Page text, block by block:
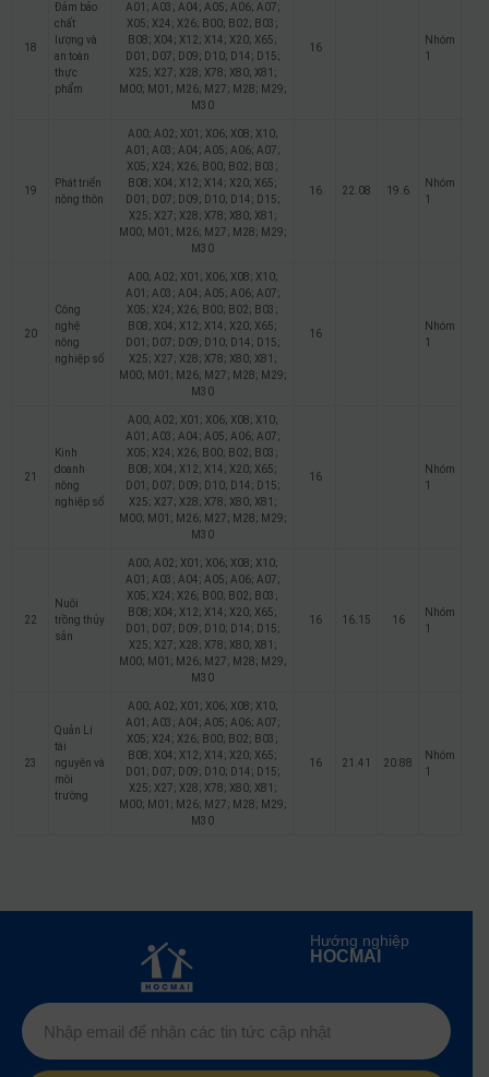
18
Đảm bảo
chất
lượng và
an toàn
thực
phẩm
A01; A03; A04; A05; A06; A07;
X05; X24; X26; B00; B02; B03;
B08; X04; X12; X14; X20; X65;
D01; D07; D09; D10; D14; D15;
X25; X27; X28; X78; X80; X81;
M00; M01; M26; M27; M28; M29;
M30
16
Nhóm
1
19
Phát triển
nông thôn
A00; A02; X01; X06; X08; X10;
A01; A03; A04; A05; A06; A07;
X05; X24; X26; B00; B02; B03;
B08; X04; X12; X14; X20; X65;
D01; D07; D09; D10; D14; D15;
X25; X27; X28; X78; X80; X81;
M00; M01; M26; M27; M28; M29;
M30
16 22.08 19.6
Nhóm
1
20
Công
nghệ
nông
nghiệp số
A00; A02; X01; X06; X08; X10;
A01; A03; A04; A05; A06; A07;
X05; X24; X26; B00; B02; B03;
B08; X04; X12; X14; X20; X65;
D01; D07; D09; D10; D14; D15;
X25; X27; X28; X78; X80; X81;
M00; M01; M26; M27; M28; M29;
M30
16
Nhóm
1
21
Kinh
doanh
nông
nghiệp số
A00; A02; X01; X06; X08; X10;
A01; A03; A04; A05; A06; A07;
X05; X24; X26; B00; B02; B03;
B08; X04; X12; X14; X20; X65;
D01; D07; D09; D10; D14; D15;
X25; X27; X28; X78; X80; X81;
M00; M01; M26; M27; M28; M29;
M30
16
Nhóm
1
22
Nuôi
trồng thủy
sản
A00; A02; X01; X06; X08; X10;
A01; A03; A04; A05; A06; A07;
X05; X24; X26; B00; B02; B03;
B08; X04; X12; X14; X20; X65;
D01; D07; D09; D10; D14; D15;
X25; X27; X28; X78; X80; X81;
M00; M01; M26; M27; M28; M29;
M30
16 16.15 16
Nhóm
1
23
Quản Lí
tài
nguyên và
môi
trường
A00; A02; X01; X06; X08; X10;
A01; A03; A04; A05; A06; A07;
X05; X24; X26; B00; B02; B03;
B08; X04; X12; X14; X20; X65;
D01; D07; D09; D10; D14; D15;
X25; X27; X28; X78; X80; X81;
M00; M01; M26; M27; M28; M29;
M30
16 21.41 20.88
Nhóm
1
Hướng nghiệp
HOCMAI